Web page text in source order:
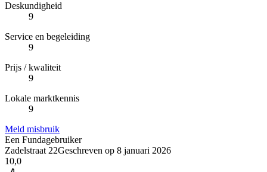
Deskundigheid
9
Service en begeleiding
9
Prijs / kwaliteit
9
Lokale marktkennis
9
Meld misbruik
Een Fundagebruiker
Zadelstraat 22Geschreven op 8 januari 2026
10,0